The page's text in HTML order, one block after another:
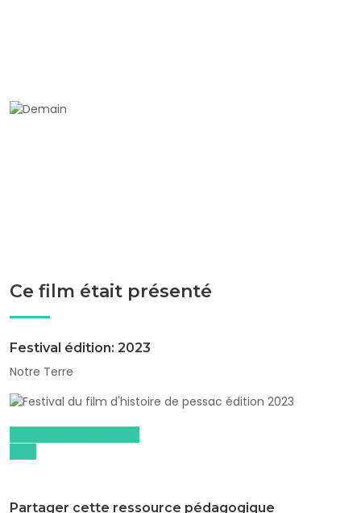
Ce film était présenté
Festival édition: 2023
Notre Terre
Partager cette ressource pédagogique